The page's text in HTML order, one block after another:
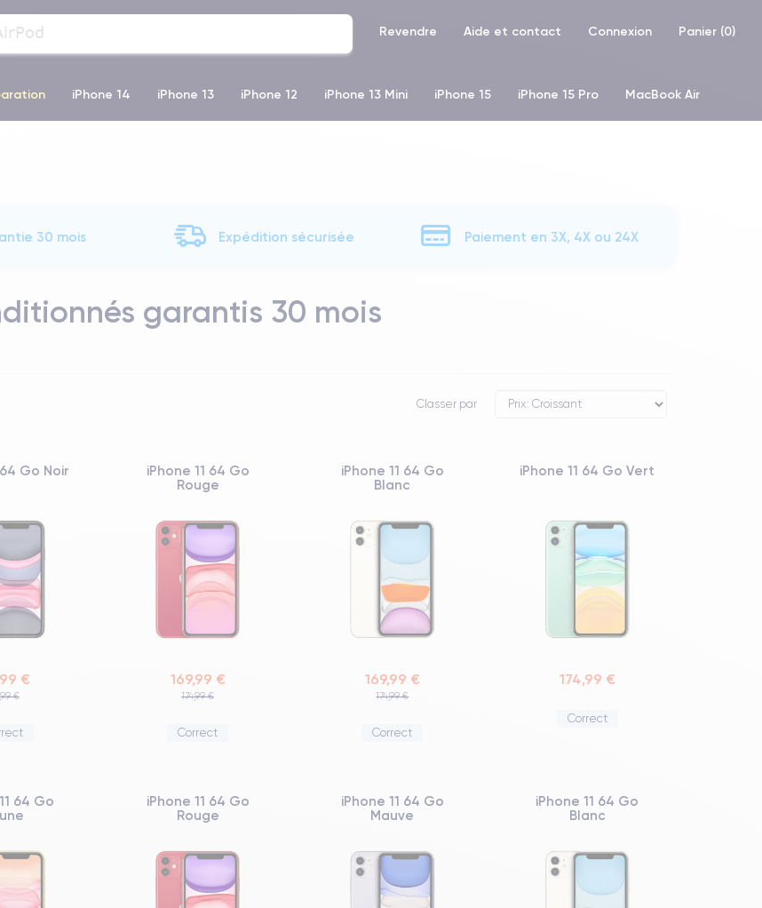
Revendre Aide et contact Connexion Panier (0)
iPhone 14 iPhone 13 iPhone 12 iPhone 13 Mini iPhone 15 iPhone 15 Pro MacBook Air
30 mois Expédition sécurisée Paiement en 3X, 4X ou 24X
garantis 30 mois
Classer par
Go Noir
€
€
iPhone 11 64 Go
Rouge
169,99 €
174,99 €
Correct
iPhone 11 64 Go
Blanc
169,99 €
174,99 €
Correct
iPhone 11 64 Go Vert
174,99 €
Correct
64 Go
iPhone 11 64 Go
Rouge
iPhone 11 64 Go
Mauve
iPhone 11 64 Go
Blanc